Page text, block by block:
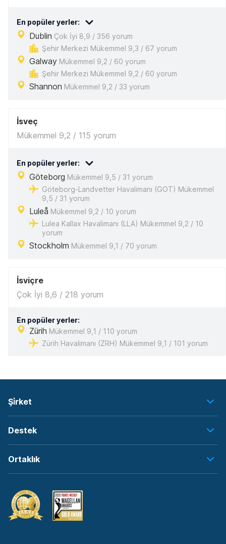
En popüler yerler:
Dublin Çok İyi 8,9 / 356 yorum
Şehir Merkezi Mükemmel 9,3 / 67 yorum
Galway Mükemmel 9,2 / 60 yorum
Şehir Merkezi Mükemmel 9,2 / 60 yorum
Shannon Mükemmel 9,2 / 33 yorum
İsveç
Mükemmel 9,2 / 115 yorum
En popüler yerler:
Göteborg Mükemmel 9,5 / 31 yorum
Göteborg-Landvetter Havalimanı (GOT) Mükemmel
9,5 / 31 yorum
Luleå Mükemmel 9,2 / 10 yorum
Lulea Kallax Havalimanı (LLA) Mükemmel 9,2 / 10
yorum
Stockholm Mükemmel 9,1 / 70 yorum
İsviçre
Çok İyi 8,6 / 218 yorum
En popüler yerler:
Zürih Mükemmel 9,1 / 110 yorum
Zürih Havalimanı (ZRH) Mükemmel 9,1 / 101 yorum
Şi̇rket
Destek
Ortaklık